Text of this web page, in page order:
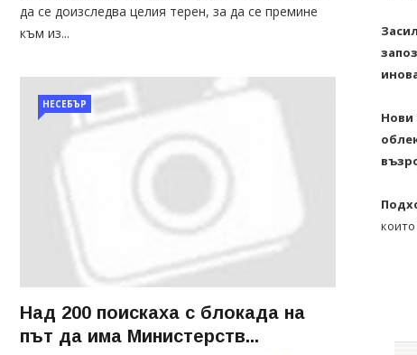
да се доизследва целия терен, за да се премине
към из...
НЕСЕБЪР
Над 200 поискаха с блокада на
път да има Министерств...
Нови